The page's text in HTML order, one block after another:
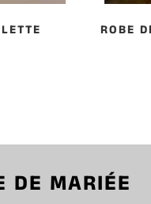
ROBE
DE MARIÉE